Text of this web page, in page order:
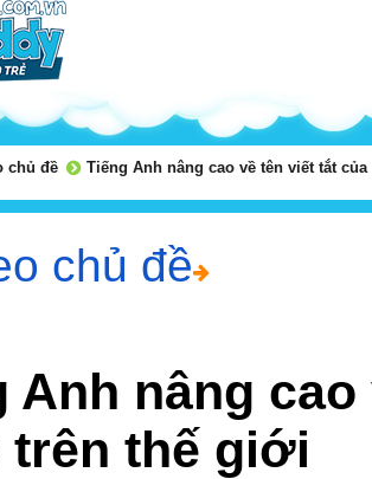
chủ đề Tiếng Anh nâng cao về tên viết tắt
chủ đề
Anh nâng
thế giới